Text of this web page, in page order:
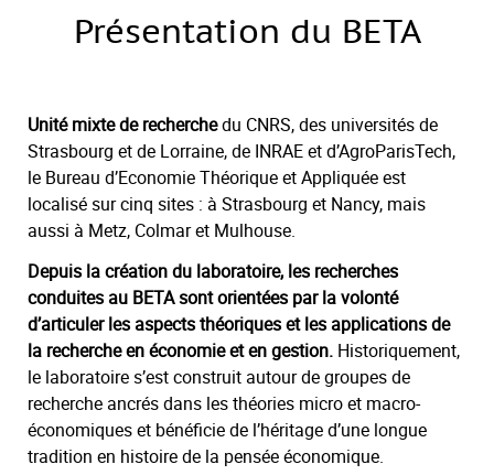
Présentation du BETA
Unité mixte de recherchedu CNRS, des universités de
Strasbourg et de Lorraine, de INRAE et d’AgroParisTech,
le Bureau d’Economie Théorique et Appliquée est
localisé sur cinq sites : à Strasbourg et Nancy, mais
aussi à Metz, Colmar et Mulhouse.
Depuis la création du laboratoire, les recherches
conduites au BETA sont orientées par la volonté
d’articuler les aspects théoriques et les applications de
la recherche en économie et en gestion. Historiquement,
le laboratoire s’est construit autour de groupes de
recherche ancrés dans les théories micro et macro-
économiques et bénéficie de l’héritage d’une longue
tradition en histoire de la pensée économique.